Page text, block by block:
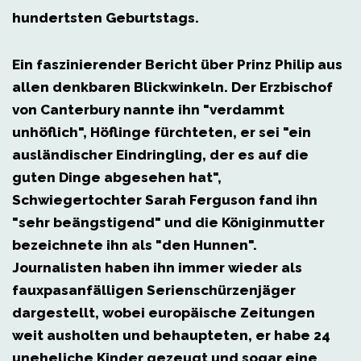
hundertsten Geburtstags.
Ein faszinierender Bericht über Prinz Philip aus
allen denkbaren Blickwinkeln. Der Erzbischof
von Canterbury nannte ihn "verdammt
unhöflich", Höflinge fürchteten, er sei "ein
ausländischer Eindringling, der es auf die
guten Dinge abgesehen hat",
Schwiegertochter Sarah Ferguson fand ihn
"sehr beängstigend" und die Königinmutter
bezeichnete ihn als "den Hunnen".
Journalisten haben ihn immer wieder als
fauxpasanfälligen Serienschürzenjäger
dargestellt, wobei europäische Zeitungen
weit ausholten und behaupteten, er habe 24
uneheliche Kinder gezeugt und sogar eine